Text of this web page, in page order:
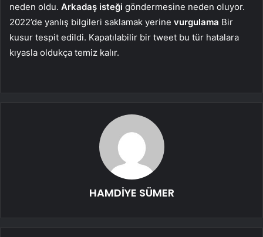
neden oldu. Arkadaş isteği göndermesine neden oluyor.
2022’de yanlış bilgileri saklamak yerine vurgulama Bir
kusur tespit edildi. Kapatılabilir bir tweet bu tür hatalara
kıyasla oldukça temiz kalır.
HAMDİYE SÜMER